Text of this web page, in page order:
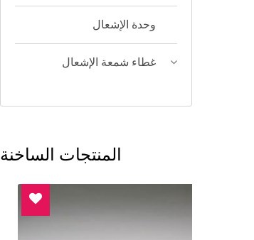
وحدة الإشعال
غطاء شمعة الإشعال
المنتجات الساخنة